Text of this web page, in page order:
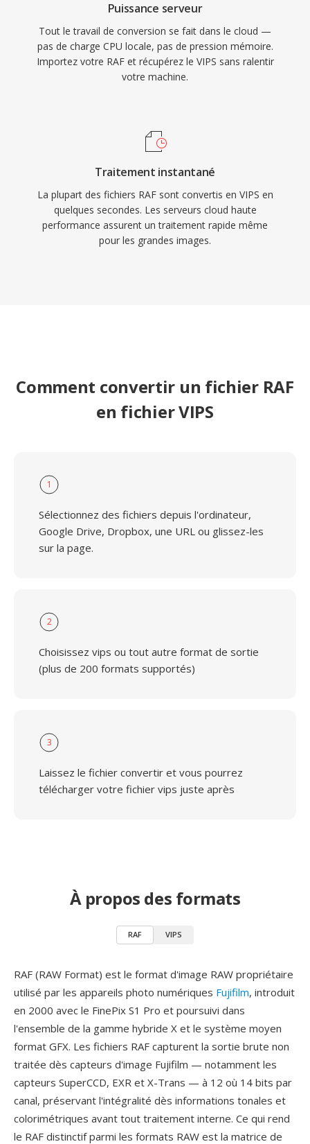
Puissance serveur
Tout le travail de conversion se fait dans le cloud —
pas de charge CPU locale, pas de pression mémoire.
Importez votre RAF et récupérez le VIPS sans ralentir
votre machine.
Traitement instantané
La plupart des fichiers RAF sont convertis en VIPS en
quelques secondes. Les serveurs cloud haute
performance assurent un traitement rapide même
pour les grandes images.
Comment convertir un fichier RAF
en fichier VIPS
1
Sélectionnez des fichiers depuis l'ordinateur,
Google Drive, Dropbox, une URL ou glissez-les
sur la page.
2
Choisissez vips ou tout autre format de sortie
(plus de 200 formats supportés)
3
Laissez le fichier convertir et vous pourrez
télécharger votre fichier vips juste après
À propos des formats
RAF VIPS
RAF (RAW Format) est le format d'image RAW propriétaire
utilisé par les appareils photo numériques Fujifilm, introduit
en 2000 avec le FinePix S1 Pro et poursuivi dans
l'ensemble de la gamme hybride X et le système moyen
format GFX. Les fichiers RAF capturent la sortie brute non
traitée dès capteurs d'image Fujifilm — notamment les
capteurs SuperCCD, EXR et X-Trans — à 12 où 14 bits par
canal, préservant l'intégralité dès informations tonales et
colorimétriques avant tout traitement interne. Ce qui rend
le RAF distinctif parmi les formats RAW est la matrice de